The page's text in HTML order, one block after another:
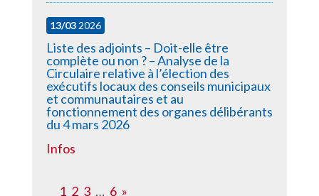
13/032026
Liste des adjoints – Doit-elle être
complète ou non ? – Analyse de la
Circulaire relative à l’élection des
exécutifs locaux des conseils municipaux
et communautaires et au
fonctionnement des organes délibérants
du 4 mars 2026
Infos
1 2 3 … 6 »